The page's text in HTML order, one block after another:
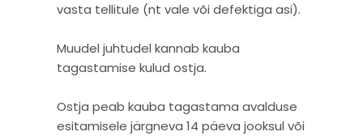
vasta tellitule (nt vale või defektiga asi).
Muudel juhtudel kannab kauba
tagastamise kulud ostja.
Ostja peab kauba tagastama avalduse
esitamisele järgneva 14 päeva jooksul või